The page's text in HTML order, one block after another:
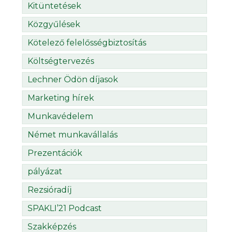
Kitüntetések
Közgyűlések
Kötelező felelősségbiztosítás
Költségtervezés
Lechner Ödön díjasok
Marketing hírek
Munkavédelem
Német munkavállalás
Prezentációk
pályázat
Rezsióradíj
SPAKLI’21 Podcast
Szakképzés